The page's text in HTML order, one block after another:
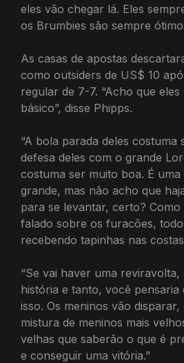
eles vão chegar lá. Eles
os Brumbies são sempre
As casas de apostas
como outsiders de US$ 10
regular de 7-7. “Acho que
básico”, disse Phipps.
“A bola parada deles costuma
defesa deles com o grande
costuma ser muito boa. É
grande, mas não acho que
para se levantar, certo?
falado sobre os furacões,
recebendo tapinhas nas
“Se vai haver uma
história e tanto, você pensaria
isso. Os meninos vão
mistura de meninos mais
velhas que saberão o que é
e conseguir uma vitória.”